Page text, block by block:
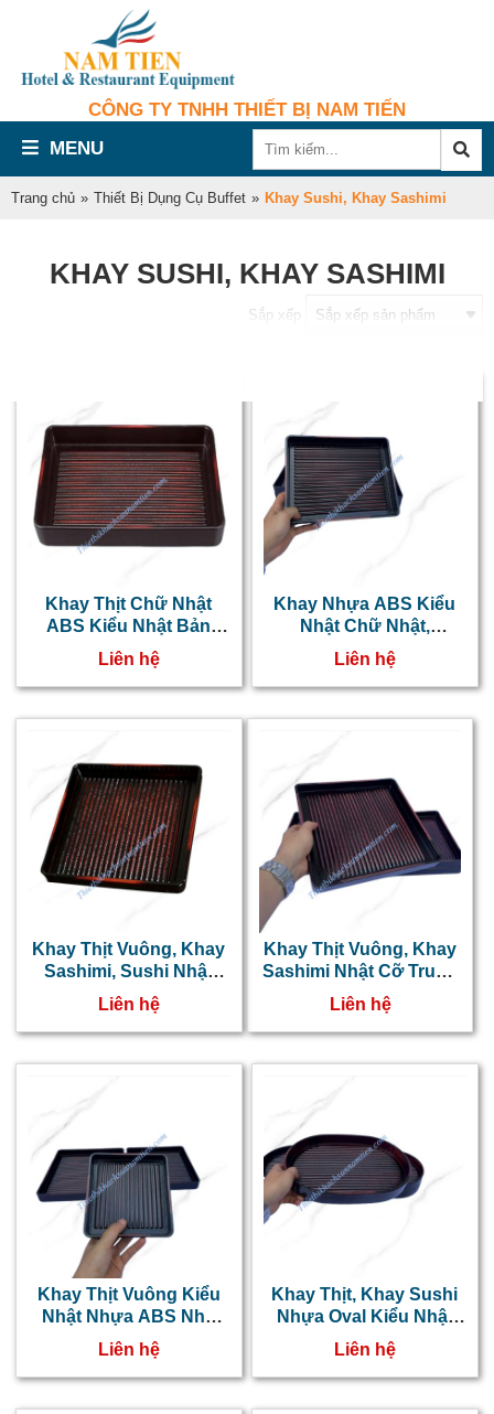
CÔNG TY TNHH THIẾT BỊ NAM TIẾN
MENU
Trang chủ » Thiết Bị Dụng Cụ Buffet » Khay Sushi, Khay Sashimi
KHAY SUSHI, KHAY SASHIMI
Sắp xếp
Khay Thịt Chữ Nhật
ABS Kiểu Nhật Bản
Lớn NT0318012
Liên hệ
Khay Nhựa ABS Kiểu
Nhật Chữ Nhật,
KhayThịt, Sushi Nhỏ
NT0318011
Liên hệ
Khay Thịt Vuông, Khay
Sashimi, Sushi Nhật
ABS Lớn NT0318010
Liên hệ
Khay Thịt Vuông, Khay
Sashimi Nhật Cỡ Trung
NT0318009
Liên hệ
Khay Thịt Vuông Kiểu
Nhật Nhựa ABS Nhỏ
NT0318008
Liên hệ
Khay Thịt, Khay Sushi
Nhựa Oval Kiểu Nhật
NT0318007
Liên hệ